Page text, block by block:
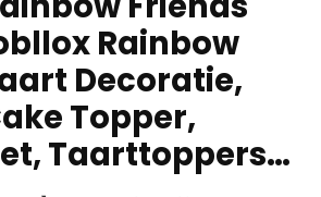
Rainbow
Decoratie,
Topper,
Taarttoppers…